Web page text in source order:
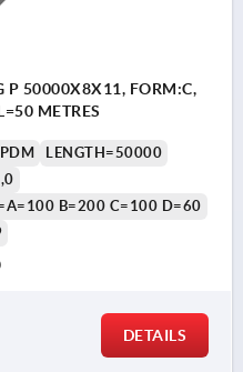
P 50000X8X11, FORM:C,
METRES
LENGTH=50000
B=200 C=100 D=60
DETAILS